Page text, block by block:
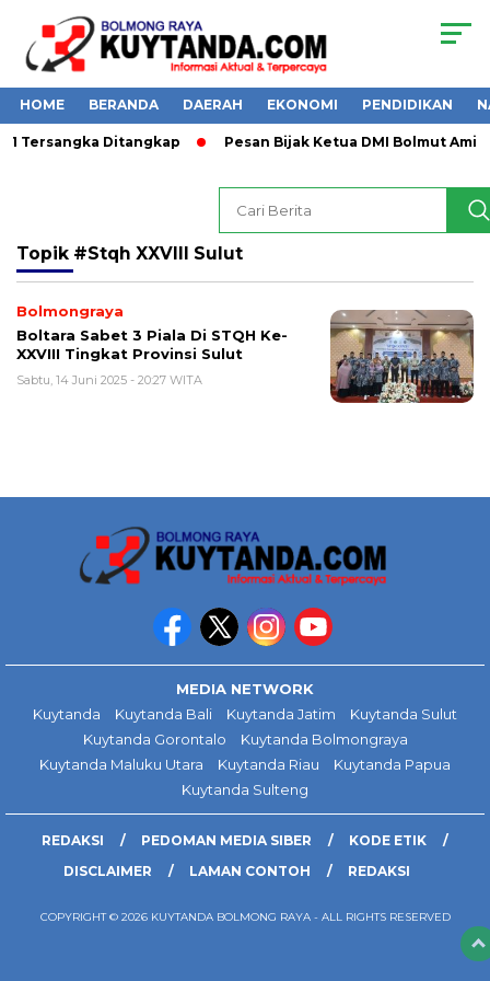
HOME BERANDA DAERAH EKONOMI PENDIDIKAN
Tersangka Ditangkap Pesan Bijak Ketua DMI Bolmut Amin
Topik #Stqh XXVIII Sulut
Bolmongraya
Boltara Sabet 3 Piala Di STQH Ke-
XXVIII Tingkat Provinsi Sulut
Sabtu, 14 Juni 2025 - 20:27 WITA
MEDIA NETWORK
Kuytanda
Kuytanda Bali Kuytanda Jatim
Kuytanda Sulut
Kuytanda Gorontalo
Kuytanda Bolmongraya
Kuytanda Maluku Utara
Kuytanda Riau
Kuytanda Papua
Kuytanda Sulteng
REDAKSI PEDOMAN MEDIA SIBER
KODE ETIK
DISCLAIMER
LAMAN CONTOH REDAKSI
COPYRIGHT © 2026 KUYTANDA BOLMONG RAYA - ALL RIGHTS RESERVED